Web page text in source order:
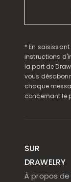
* En
instructions
la part de
vous
chaque
concernant le
SUR
DRAWELRY
À propos de